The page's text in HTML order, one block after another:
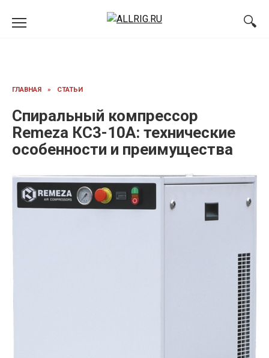
ГЛАВНАЯ » СТАТЬИ
Спиральный компрессор
Remeza КС3-10А: технические
особенности и преимущества